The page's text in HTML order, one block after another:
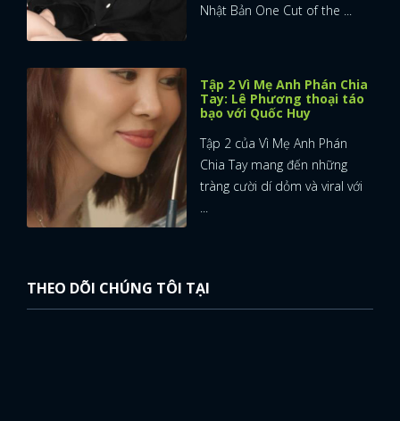
Nhật Bản One Cut of the ...
Tập 2 Vì Mẹ Anh Phán Chia
Tay: Lê Phương thoại táo
bạo với Quốc Huy
Tập 2 của Vì Mẹ Anh Phán
Chia Tay mang đến những
tràng cười dí dỏm và viral với
THEO DÕI CHÚNG TÔI TẠI